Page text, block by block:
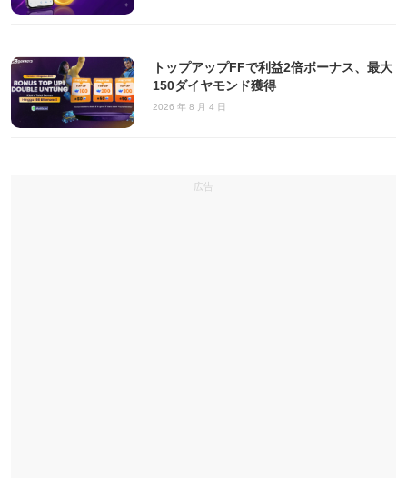
トップアップFFで利益2倍ボーナス、最大
150ダイヤモンド獲得
2026 年 8 月 4 日
広告